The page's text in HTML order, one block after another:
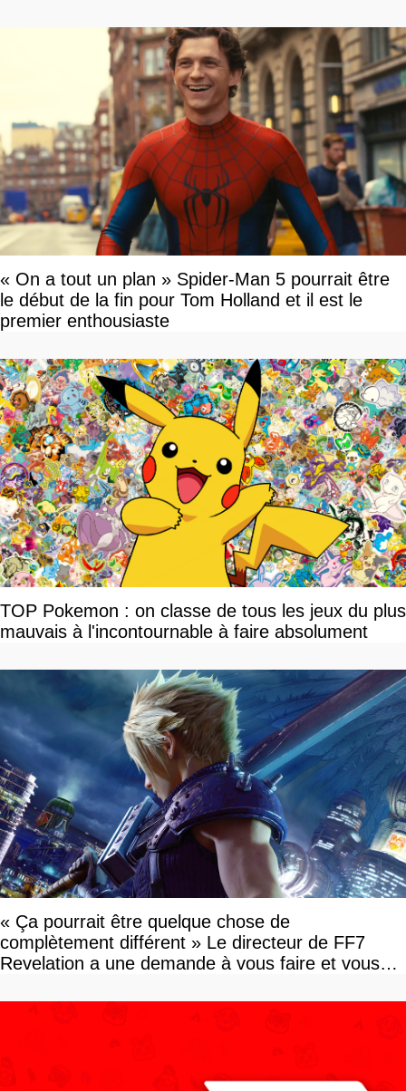
« On a tout un plan » Spider-Man 5 pourrait être
le début de la fin pour Tom Holland et il est le
premier enthousiaste
TOP Pokemon : on classe de tous les jeux du plus
mauvais à l'incontournable à faire absolument
« Ça pourrait être quelque chose de
complètement différent » Le directeur de FF7
Revelation a une demande à vous faire et vous